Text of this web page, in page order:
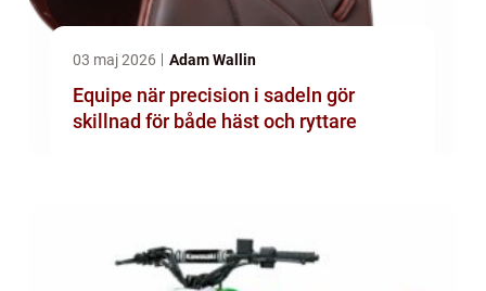
03 maj 2026 Adam Wallin
Equipe när precision i sadeln gör
skillnad för både häst och ryttare